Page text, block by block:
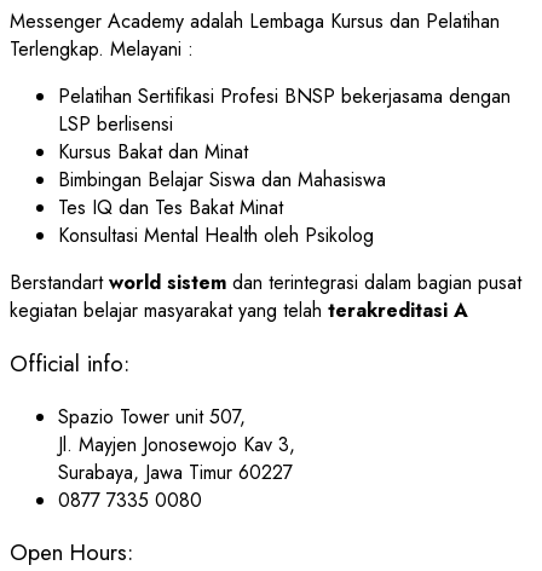
Messenger Academy adalah Lembaga Kursus dan Pelatihan
Terlengkap. Melayani :
Pelatihan Sertifikasi Profesi BNSP bekerjasama dengan
LSP berlisensi
Kursus Bakat dan Minat
Bimbingan Belajar Siswa dan Mahasiswa
Tes IQ dan Tes Bakat Minat
Konsultasi Mental Health oleh Psikolog
Berstandartworld sistem dan terintegrasi dalam bagian pusat
kegiatan belajar masyarakat yang telah terakreditasi A
Official info:
Spazio Tower unit 507,
Jl. Mayjen Jonosewojo Kav 3,
Surabaya, Jawa Timur 60227
0877 7335 0080
Open Hours: